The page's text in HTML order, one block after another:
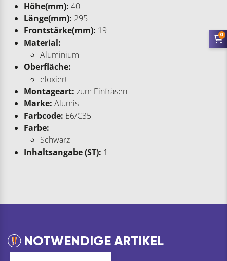
Höhe(mm): 40
Länge(mm): 295
Frontstärke(mm): 19
Material:
Aluminium
Oberfläche:
eloxiert
Montageart: zum Einfräsen
Marke: Alumis
Farbcode: E6/C35
Farbe:
Schwarz
Inhaltsangabe (ST): 1
NOTWENDIGE ARTIKEL
0